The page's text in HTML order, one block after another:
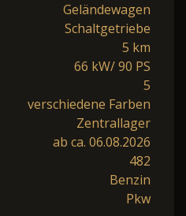
Geländewagen
Schaltgetriebe
5 km
66 kW/ 90 PS
5
verschiedene Farben
Zentrallager
ab ca. 06.08.2026
482
Benzin
Pkw